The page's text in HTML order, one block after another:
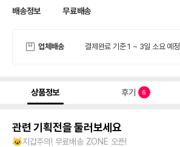
배송정보 무료배송
업체배송 결제완료 기준 1 ~ 3일 소요 예정
상품정보 후기 6
관련 기획전을 둘러보세요
🐱지갑주의! 무료배송 ZONE 오픈!